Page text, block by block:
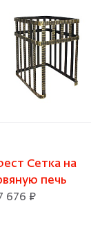
Сетка на
печь
676 ₽